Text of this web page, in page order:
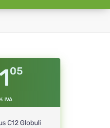
05
IVA
C12 Globuli